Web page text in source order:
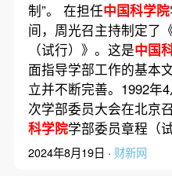
制”。 在担任中国科学院
间，周光召主持制定了
（试行）》。这是中国
面指导学部工作的基本
立并不断完善。1992年4
次学部委员大会在北京
科学院学部委员章程（
2024年8月19日 · 财新网